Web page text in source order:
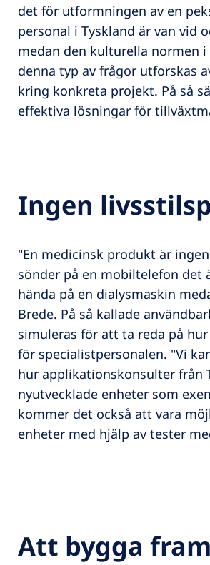
det för utformningen av en
personal i Tyskland är van vid
medan den kulturella normen i
denna typ av frågor utforskas
kring konkreta projekt. På så
effektiva lösningar för
Ingen
"En medicinsk produkt är
sönder på en mobiltelefon det
hända på en dialysmaskin
Brede. På så kallade
simuleras för att ta reda på
för specialistpersonalen. "Vi
hur applikationskonsulter från
nyutvecklade enheter som
kommer det också att vara
enheter med hjälp av tester
Att bygga